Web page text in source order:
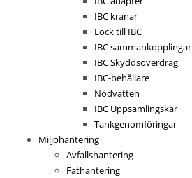
IBC kranar
Lock till IBC
IBC sammankopplingar
IBC Skyddsöverdrag
IBC-behållare
Nödvatten
IBC Uppsamlingskar
Tankgenomföringar
Miljöhantering
Avfallshantering
Fathantering